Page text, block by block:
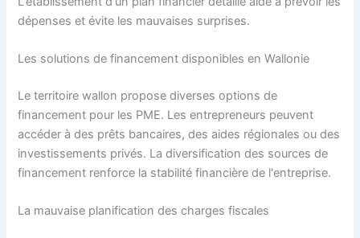
dépenses et évite les mauvaises surprises.
Les solutions de financement disponibles en Wallonie
Le territoire wallon propose diverses options de
financement pour les PME. Les entrepreneurs peuvent
accéder à des prêts bancaires, des aides régionales ou des
investissements privés. La diversification des sources de
financement renforce la stabilité financière de l'entreprise.
La mauvaise planification des charges fiscales